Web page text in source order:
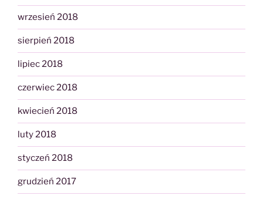
wrzesień 2018
sierpień 2018
lipiec 2018
czerwiec 2018
kwiecień 2018
luty 2018
styczeń 2018
grudzień 2017